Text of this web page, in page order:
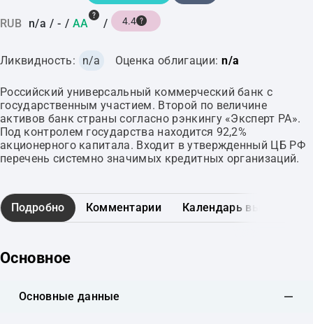
RUB n/a / - / AA / 4.4
Ликвидность: n/a Оценка облигации: n/a
Российский универсальный коммерческий банк с
государственным участием. Второй по величине
активов банк страны согласно рэнкингу «Эксперт РА».
Под контролем государства находится 92,2%
акционерного капитала. Входит в утвержденный ЦБ РФ
перечень системно значимых кредитных организаций.
Подробно Комментарии Календарь выплат
Основное
Основные данные